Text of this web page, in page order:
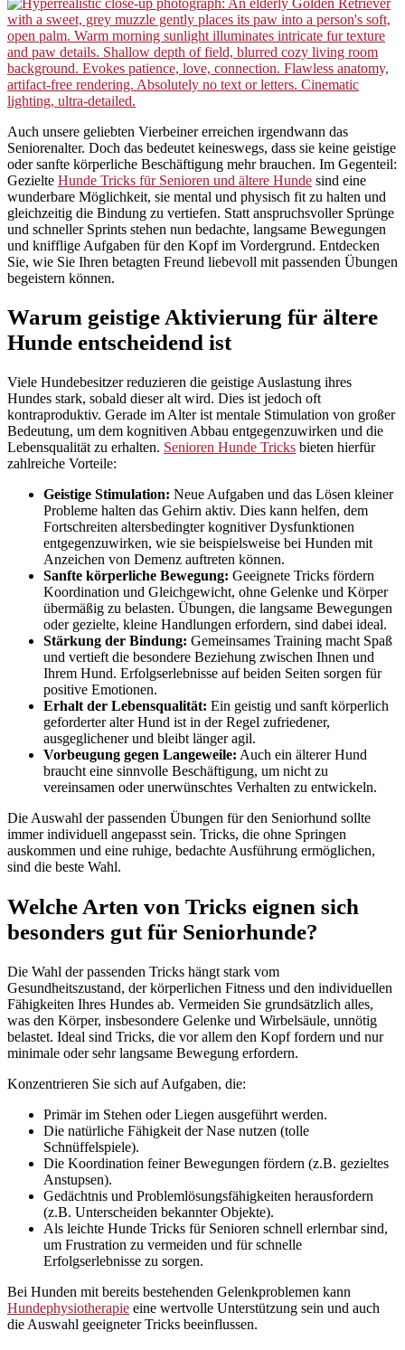
Auch unsere geliebten Vierbeiner erreichen irgendwann das
Seniorenalter. Doch das bedeutet keineswegs, dass sie keine geistige
oder sanfte körperliche Beschäftigung mehr brauchen. Im Gegenteil:
Gezielte Hunde Tricks für Senioren und ältere Hunde sind eine
wunderbare Möglichkeit, sie mental und physisch fit zu halten und
gleichzeitig die Bindung zu vertiefen. Statt anspruchsvoller Sprünge
und schneller Sprints stehen nun bedachte, langsame Bewegungen
und knifflige Aufgaben für den Kopf im Vordergrund. Entdecken
Sie, wie Sie Ihren betagten Freund liebevoll mit passenden Übungen
begeistern können.
Warum geistige Aktivierung für ältere
Hunde entscheidend ist
Viele Hundebesitzer reduzieren die geistige Auslastung ihres
Hundes stark, sobald dieser alt wird. Dies ist jedoch oft
kontraproduktiv. Gerade im Alter ist mentale Stimulation von großer
Bedeutung, um dem kognitiven Abbau entgegenzuwirken und die
Lebensqualität zu erhalten. Senioren Hunde Tricks bieten hierfür
zahlreiche Vorteile:
Geistige Stimulation: Neue Aufgaben und das Lösen kleiner
Probleme halten das Gehirn aktiv. Dies kann helfen, dem
Fortschreiten altersbedingter kognitiver Dysfunktionen
entgegenzuwirken, wie sie beispielsweise bei Hunden mit
Anzeichen von Demenz auftreten können.
Sanfte körperliche Bewegung: Geeignete Tricks fördern
Koordination und Gleichgewicht, ohne Gelenke und Körper
übermäßig zu belasten. Übungen, die langsame Bewegungen
oder gezielte, kleine Handlungen erfordern, sind dabei ideal.
Stärkung der Bindung: Gemeinsames Training macht Spaß
und vertieft die besondere Beziehung zwischen Ihnen und
Ihrem Hund. Erfolgserlebnisse auf beiden Seiten sorgen für
positive Emotionen.
Erhalt der Lebensqualität: Ein geistig und sanft körperlich
geforderter alter Hund ist in der Regel zufriedener,
ausgeglichener und bleibt länger agil.
Vorbeugung gegen Langeweile: Auch ein älterer Hund
braucht eine sinnvolle Beschäftigung, um nicht zu
vereinsamen oder unerwünschtes Verhalten zu entwickeln.
Die Auswahl der passenden Übungen für den Seniorhund sollte
immer individuell angepasst sein. Tricks, die ohne Springen
auskommen und eine ruhige, bedachte Ausführung ermöglichen,
sind die beste Wahl.
Welche Arten von Tricks eignen sich
besonders gut für Seniorhunde?
Die Wahl der passenden Tricks hängt stark vom
Gesundheitszustand, der körperlichen Fitness und den individuellen
Fähigkeiten Ihres Hundes ab. Vermeiden Sie grundsätzlich alles,
was den Körper, insbesondere Gelenke und Wirbelsäule, unnötig
belastet. Ideal sind Tricks, die vor allem den Kopf fordern und nur
minimale oder sehr langsame Bewegung erfordern.
Konzentrieren Sie sich auf Aufgaben, die:
Primär im Stehen oder Liegen ausgeführt werden.
Die natürliche Fähigkeit der Nase nutzen (tolle
Schnüffelspiele).
Die Koordination feiner Bewegungen fördern (z.B. gezieltes
Anstupsen).
Gedächtnis und Problemlösungsfähigkeiten herausfordern
(z.B. Unterscheiden bekannter Objekte).
Als leichte Hunde Tricks für Senioren schnell erlernbar sind,
um Frustration zu vermeiden und für schnelle
Erfolgserlebnisse zu sorgen.
Bei Hunden mit bereits bestehenden Gelenkproblemen kann
Hundephysiotherapie eine wertvolle Unterstützung sein und auch
die Auswahl geeigneter Tricks beeinflussen.